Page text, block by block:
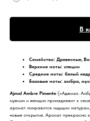
В
Семейство: Древесные,
Верхние ноты: специи
Средние ноты: белый
Базовые ноты: амбра,
Ajmal Ambre Pimente («Аджмал.
мужчин и женщин принадлежит к
аромат понравится ищущим
новые открытия. Аромат прекрасно